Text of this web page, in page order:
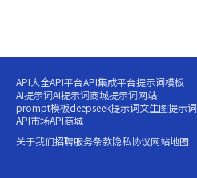
API大全API平台API集成平台提示词模板
AI提示词AI提示词商城提示词网站
prompt模板deepseek提示词文生图提示词
API市场API商城
关于我们招聘服务条款隐私协议网站地图